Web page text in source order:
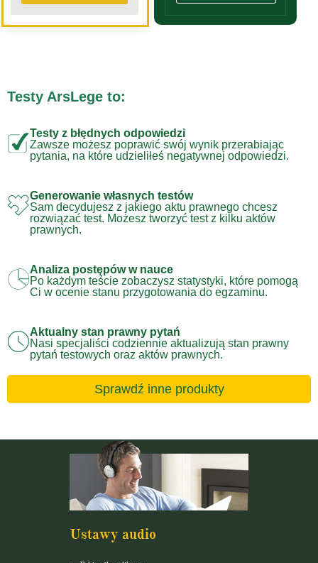
Testy ArsLege to:
Testy z błędnych odpowiedzi
Zawsze możesz poprawić swój wynik przerabiając
pytania, na które udzieliłeś negatywnej odpowiedzi.
Generowanie własnych testów
Sam decydujesz z jakiego aktu prawnego chcesz
rozwiązać test. Możesz tworzyć test z kilku aktów
prawnych.
Analiza postępów w nauce
Po każdym teście zobaczysz statystyki, które pomogą
Ci w ocenie stanu przygotowania do egzaminu.
Aktualny stan prawny pytań
Nasi specjaliści codziennie aktualizują stan prawny
pytań testowych oraz aktów prawnych.
Sprawdź inne produkty
Ustawy audio